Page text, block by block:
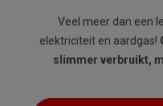
Veel meer dan een
elektriciteit en aardgas!
slimmer verbruikt,